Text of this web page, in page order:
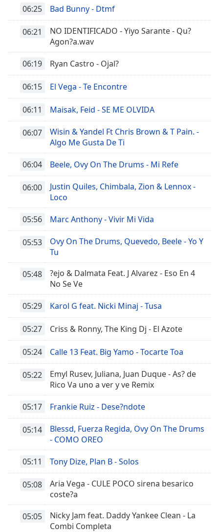
06:25 Bad Bunny - Dtmf
06:21
NO IDENTIFICADO - Yiyo Sarante - Qu?
Agon?a.wav
06:19 Ryan Castro - Ojal?
06:15 El Vega - Te Encontre
06:11 Maisak, Feid - SE ME OLVIDA
06:07
Wisin & Yandel Ft Chris Brown & T Pain. -
Algo Me Gusta De Ti
06:04 Beele, Ovy On The Drums - Mi Refe
06:00
Justin Quiles, Chimbala, Zion & Lennox -
Loco
05:56 Marc Anthony - Vivir Mi Vida
05:53
Ovy On The Drums, Quevedo, Beele - Yo Y
Tu
05:48
?ejo & Dalmata Feat. J Alvarez - Eso En 4
No Se Ve
05:29 Karol G feat. Nicki Minaj - Tusa
05:27 Criss & Ronny, The King Dj - El Azote
05:24 Calle 13 Feat. Big Yamo - Tocarte Toa
05:22
Emyl Rusev, Juliana, Juan Duque - As? de
Rico Va uno a ver y ve Remix
05:17 Frankie Ruiz - Dese?ndote
05:14
Blessd, Fuerza Regida, Ovy On The Drums
- COMO OREO
05:11 Tony Dize, Plan B - Solos
05:08
Aria Vega - CULE POCO sirena besarico
coste?a
05:05
Nicky Jam feat. Daddy Yankee Clean - La
Combi Completa